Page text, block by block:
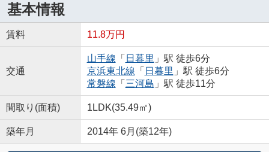
基本情報
賃料 11.8万円
交通
山手線 「 日暮里 」駅 徒歩6分
京浜東北線 「 日暮里 」駅 徒歩6分
常磐線 「 三河島 」駅 徒歩11分
間取り(面積) 1LDK(35.49㎡)
築年月 2014年 6月(築12年)